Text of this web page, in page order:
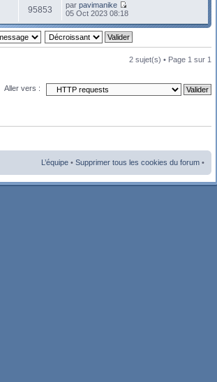
95853 parpavimanike
05 Oct 2023 08:18
2 sujet(s) • Page 1 sur 1
Aller vers :
L’équipe • Supprimer tous les cookies du forum •